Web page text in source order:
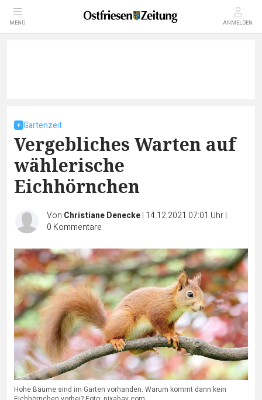
MENÜ ANMELDEN
Gartenzeit
Vergebliches Warten auf
wählerische
Eichhörnchen
Von Christiane Denecke| 14.12.2021 07:01 Uhr|
0 Kommentare
Hohe Bäume sind im Garten vorhanden. Warum kommt dann kein